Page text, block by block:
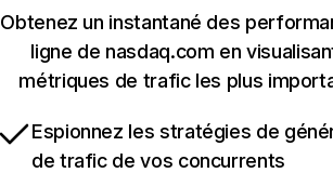
Obtenez un instantané des
ligne de nasdaq.com en
métriques de trafic les plus
Espionnez les stratégies de
de trafic de vos concurrents